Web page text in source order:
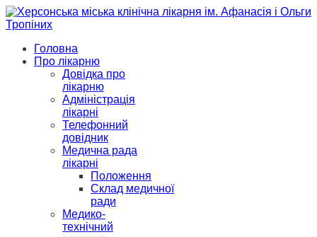
Головна
Про лікарню
Довідка про
лікарню
Адміністрація
лікарні
Телефонний
довідник
Медична рада
лікарні
Положення
Склад медичної
ради
Медико-
технічний